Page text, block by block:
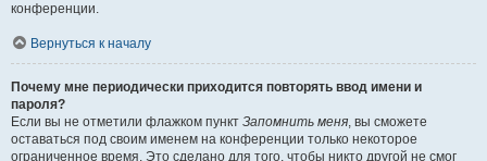
конференции.
Вернуться к началу
Почему мне периодически приходится повторять ввод имени и
пароля?
Если вы не отметили флажком пункт Запомнить меня, вы сможете
оставаться под своим именем на конференции только некоторое
ограниченное время. Это сделано для того, чтобы никто другой не смог